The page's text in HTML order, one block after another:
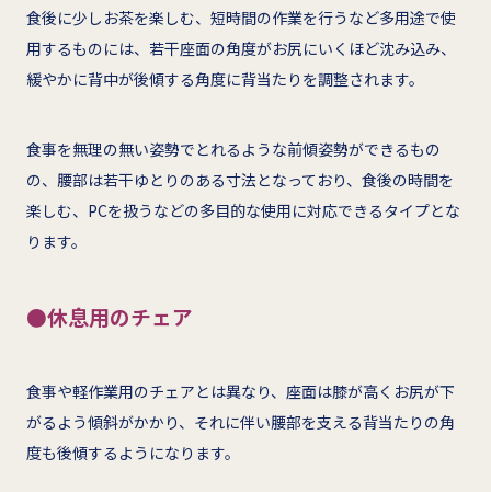
食後に少しお茶を楽しむ、短時間の作業を行うなど多用途で使
用するものには、若干座面の角度がお尻にいくほど沈み込み、
緩やかに背中が後傾する角度に背当たりを調整されます。
食事を無理の無い姿勢でとれるような前傾姿勢ができるもの
の、腰部は若干ゆとりのある寸法となっており、食後の時間を
楽しむ、PCを扱うなどの多目的な使用に対応できるタイプとな
ります。
●休息用のチェア
食事や軽作業用のチェアとは異なり、座面は膝が高くお尻が下
がるよう傾斜がかかり、それに伴い腰部を支える背当たりの角
度も後傾するようになります。